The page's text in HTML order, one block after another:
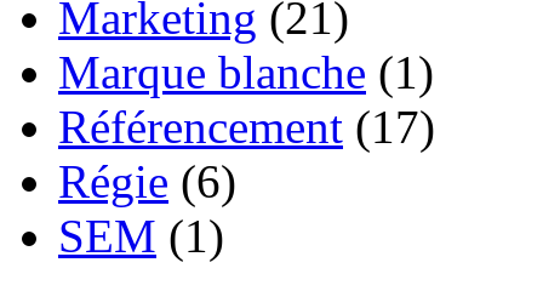
Marketing (21)
Marque blanche (1)
Référencement (17)
Régie (6)
SEM (1)